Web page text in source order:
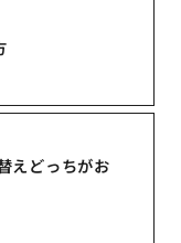
えどっちがお